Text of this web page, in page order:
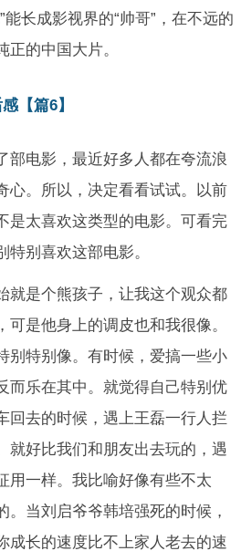
能长成影视界的“帅哥”，在不远的
的中国大片。
【篇6】
部电影，最近好多人都在夸流浪
心。所以，决定看看试试。以前
是太喜欢这类型的电影。可看完
别喜欢这部电影。
就是个熊孩子，让我这个观众都
是他身上的调皮也和我很像。
别特别像。有时候，爱搞一些小
而乐在其中。就觉得自己特别优
回去的时候，遇上王磊一行人拦
就好比我们和朋友出去玩的，遇
用一样。我比喻好像有些不太
。当刘启爷爷韩培强死的时候，
成长的速度比不上家人老去的速